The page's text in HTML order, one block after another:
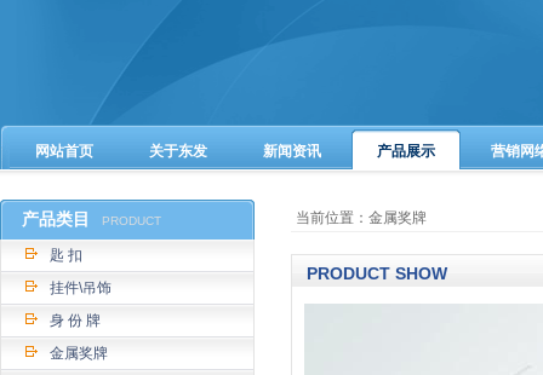
网站首页 关于东发 新闻资讯 产品展示 营销网
产品类目 PRODUCT
匙 扣
挂件\吊饰
身 份 牌
金属奖牌
当前位置：金属奖牌
PRODUCT SHOW